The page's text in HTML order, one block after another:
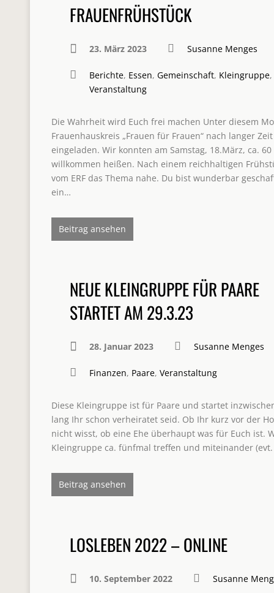
FRAUENFRÜHSTÜCK
23. März 2023 Susanne Menges
Berichte, Essen, Gemeinschaft, Kleingruppe,
Veranstaltung
Die Wahrheit wird Euch frei machen Unter diesem
Frauenhauskreis „Frauen für Frauen“ nach langer
eingeladen. Wir konnten am Samstag, 18.März, ca.
willkommen heißen. Nach einem reichhaltigen
vom ERF das Thema nahe. Du bist wunderbar
ein…
Beitrag ansehen
NEUE KLEINGRUPPE FÜR PAARE
STARTET AM 29.3.23
28. Januar 2023 Susanne Menges
Finanzen, Paare, Veranstaltung
Diese Kleingruppe ist für Paare und startet
lang Ihr schon verheiratet seid. Ob Ihr kurz vor der
nicht wisst, ob eine Ehe überhaupt was für Euch ist.
Kleingruppe ca. fünfmal treffen und miteinander
Beitrag ansehen
LOSLEBEN 2022 – ONLINE
10. September 2022 Susanne